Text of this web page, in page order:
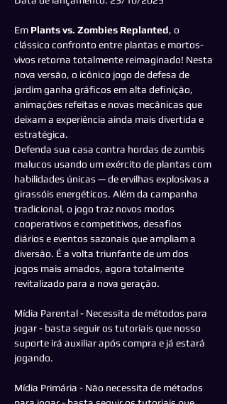
Em Plants vs. Zombies Replanted, o
clássico confronto entre plantas e mortos-
vivos retorna totalmente reimaginado! Nesta
nova versão, o icônico jogo de defesa de
jardim ganha gráficos em alta definição,
animações refeitas e novas mecânicas que
deixam a experiência ainda mais divertida e
estratégica.
Defenda sua casa contra hordas de zumbis
malucos usando um exército de plantas com
habilidades únicas — de ervilhas explosivas a
girassóis energéticos. Além da campanha
tradicional, o jogo traz novos modos
cooperativos e competitivos, desafios
diários e eventos sazonais que ampliam a
diversão. É a volta triunfante de um dos
jogos mais amados, agora totalmente
revitalizado para a nova geração.
Mídia Parental - Necessita de métodos para
jogar - basta seguir os tutoriais que nosso
suporte irá auxiliar após compra e já estará
jogando.
Mídia Primária - Não necessita de métodos